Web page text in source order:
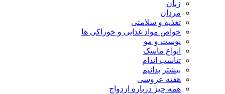
زنان
مردان
تغذیه و سلامتی
خواص مواد غذایی و خوراکی ها
پوست و مو
انواع ماسک
تناسب اندام
بیشتر بدانیم
هفته عروسی
همه چیز درباره ازدواج